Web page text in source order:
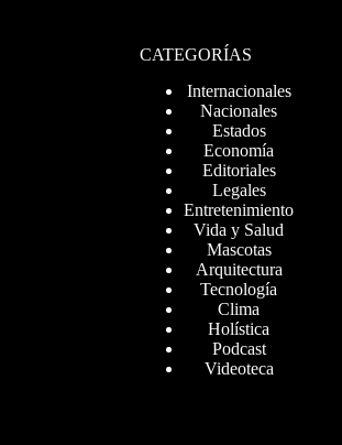
CATEGORÍAS
Internacionales
Nacionales
Estados
Economía
Editoriales
Legales
Entretenimiento
Vida y Salud
Mascotas
Arquitectura
Tecnología
Clima
Holística
Podcast
Videoteca